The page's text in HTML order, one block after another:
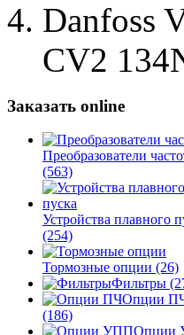
Danfoss
CV2
Заказать online
Преобразователи
(563)
Устройства плавного
(254)
Тормозные опции (26)
Фильтры
Опции
(186)
Опции